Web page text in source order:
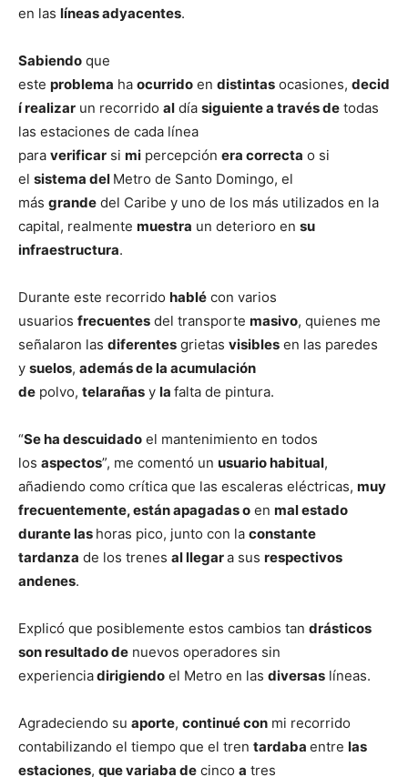
en las líneas adyacentes.
Sabiendo que
este problema ha ocurrido en distintas ocasiones, decid
í realizar un recorrido al día siguiente a través de todas
las estaciones de cada línea
para verificar si mi percepción era correcta o si
el sistema del Metro de Santo Domingo, el
más grande del Caribe y uno de los más utilizados en la
capital, realmente muestra un deterioro en su
infraestructura.
Durante este recorrido hablé con varios
usuarios frecuentes del transporte masivo, quienes me
señalaron las diferentes grietas visibles en las paredes
y suelos, además de la acumulación
de polvo, telarañas y la falta de pintura.
“Se ha descuidado el mantenimiento en todos
los aspectos”, me comentó un usuario habitual,
añadiendo como crítica que las escaleras eléctricas, muy
frecuentemente, están apagadas o en mal estado
durante las horas pico, junto con la constante
tardanza de los trenes al llegara sus respectivos
andenes.
Explicó que posiblemente estos cambios tan drásticos
son resultado de nuevos operadores sin
experienciadirigiendo el Metro en las diversas líneas.
Agradeciendo su aporte, continué con mi recorrido
contabilizando el tiempo que el tren tardaba entre las
estaciones, que variaba de cinco a tres